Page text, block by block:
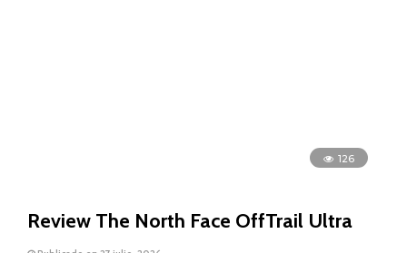
126
Review The North Face OffTrail Ultra